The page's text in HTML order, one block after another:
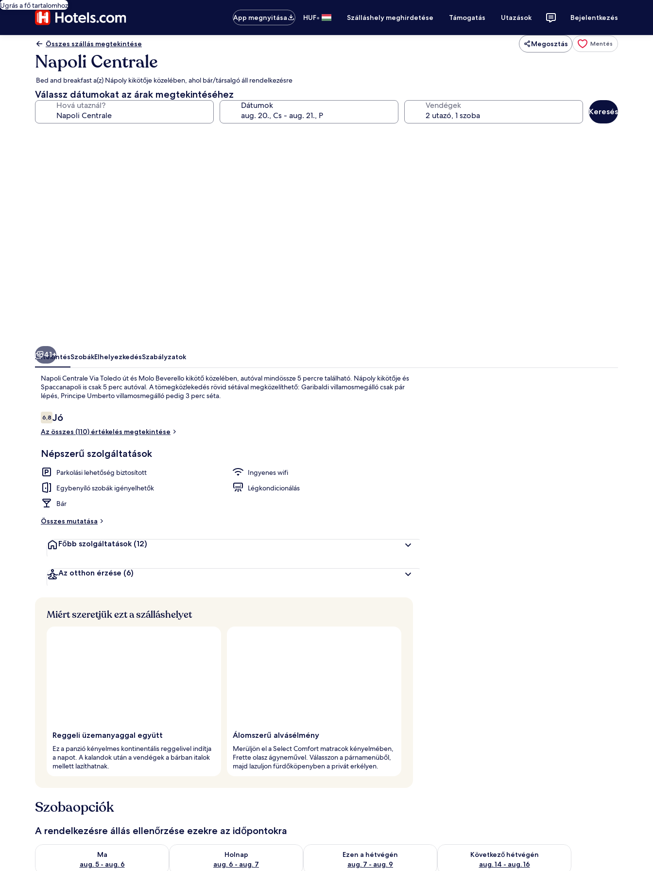
Ugrás a fő tartalomhoz
App megnyitása
HUF• Szálláshely meghirdetése Támogatás Utazások Bejelentkezés
Összes szállás megtekintése Megosztás Mentés
Napoli Centrale
Bed and breakfast a(z) Nápoly kikötője közelében, ahol bár/társalgó áll rendelkezésre
Válassz dátumokat az árak megtekintéséhez
Hová utaznál? Dátumok Vendégek
Keresés
41+
ÁttekintésSzobákElhelyezkedésSzabályzatok
Napoli Centrale Via Toledo út és Molo Beverello kikötő közelében, autóval mindössze 5 percre található. Nápoly kikötője és
Spaccanapoli is csak 5 perc autóval. A tömegközlekedés rövid sétával megközelíthető: Garibaldi villamosmegálló csak pár
lépés, Principe Umberto villamosmegálló pedig 3 perc séta.
Értékelések
6,86,8 ennyiből: 10
Jó
Az összes (110) értékelés megtekintése
Népszerű szolgáltatások
Parkolási lehetőség biztosított
Ingyenes wifi
Egybenyíló szobák igényelhetők
Légkondicionálás
Bár
Összes mutatása
Főbb szolgáltatások (12)
Az otthon érzése (6)
Miért szeretjük ezt a szálláshelyet
Reggeli üzemanyaggal együtt
Ez a panzió kényelmes kontinentális reggelivel indítja
a napot. A kalandok után a vendégek a bárban italok
mellett lazíthatnak.
Álomszerű alvásélmény
Merüljön el a Select Comfort matracok kényelmében,
Frette olasz ágyneművel. Válasszon a párnamenüből,
majd lazuljon fürdőköpenyben a privát erkélyen.
Szobaopciók
A rendelkezésre állás ellenőrzése ezekre az időpontokra
Ma
aug. 5 - aug. 6
A ma esti rendelkezésre állás ellenőrzése: aug. 5 - aug. 6
Holnap
aug. 6 - aug. 7
A holnapi rendelkezésre állás ellenőrzése: aug. 6 - aug. 7
Ezen a hétvégén
aug. 7 - aug. 9
A mostani hétvégi rendelkezésre állás ellenőrzése: aug. 7 - aug. 9
Következő hétvégén
aug. 14 - aug. 16
A következő hétvégi rendelkezésre állás ellenőrzése: aug. 14 -